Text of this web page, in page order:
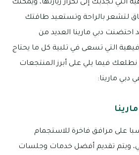
التي تجذبك إلى تكرار زيارتها، ويمكنك
لتشعر بالراحة وتستعيد طاقتك
دبي مارينا العديد من
التي تسعى في تلبية كل ما يحتاج
نطلعك فيما يلي على أبرز المنتجعات
دبي مارينا:
على مرافق فاخرة للاستجمام
ويتم تقديم أفضل خدمات وجلسات